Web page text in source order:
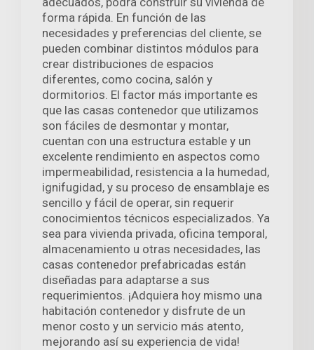
forma rápida. En función de las
necesidades y preferencias del cliente, se
pueden combinar distintos módulos para
crear distribuciones de espacios
diferentes, como cocina, salón y
dormitorios. El factor más importante es
que las casas contenedor que utilizamos
son fáciles de desmontar y montar,
cuentan con una estructura estable y un
excelente rendimiento en aspectos como
impermeabilidad, resistencia a la humedad,
ignifugidad, y su proceso de ensamblaje es
sencillo y fácil de operar, sin requerir
conocimientos técnicos especializados. Ya
sea para vivienda privada, oficina temporal,
almacenamiento u otras necesidades, las
casas contenedor prefabricadas están
diseñadas para adaptarse a sus
requerimientos. ¡Adquiera hoy mismo una
habitación contenedor y disfrute de un
menor costo y un servicio más atento,
mejorando así su experiencia de vida!